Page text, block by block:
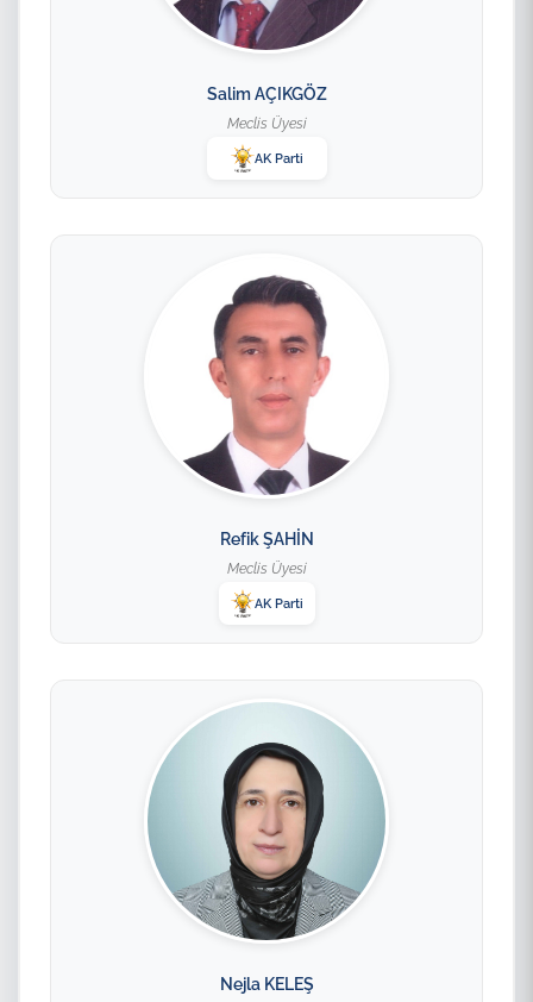
Salim AÇIKGÖZ
Meclis Üyesi
AK Parti
Refik ŞAHİN
Meclis Üyesi
AK Parti
Nejla KELEŞ